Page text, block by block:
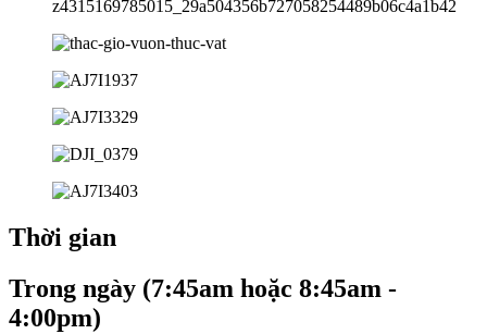
Thời gian
Trong ngày (7:45am hoặc 8:45am -
4:00pm)